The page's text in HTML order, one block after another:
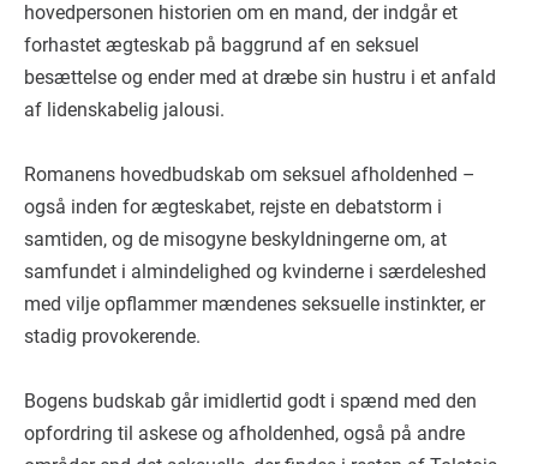
hovedpersonen historien om en mand, der indgår et
forhastet ægteskab på baggrund af en seksuel
besættelse og ender med at dræbe sin hustru i et anfald
af lidenskabelig jalousi.
Romanens hovedbudskab om seksuel afholdenhed –
også inden for ægteskabet, rejste en debatstorm i
samtiden, og de misogyne beskyldningerne om, at
samfundet i almindelighed og kvinderne i særdeleshed
med vilje opflammer mændenes seksuelle instinkter, er
stadig provokerende.
Bogens budskab går imidlertid godt i spænd med den
opfordring til askese og afholdenhed, også på andre